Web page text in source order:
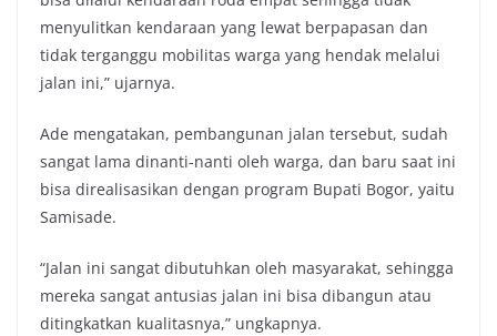
menyulitkan kendaraan yang lewat berpapasan dan
tidak terganggu mobilitas warga yang hendak melalui
jalan ini,” ujarnya.
Ade mengatakan, pembangunan jalan tersebut, sudah
sangat lama dinanti-nanti oleh warga, dan baru saat ini
bisa direalisasikan dengan program Bupati Bogor, yaitu
Samisade.
“Jalan ini sangat dibutuhkan oleh masyarakat, sehingga
mereka sangat antusias jalan ini bisa dibangun atau
ditingkatkan kualitasnya,” ungkapnya.